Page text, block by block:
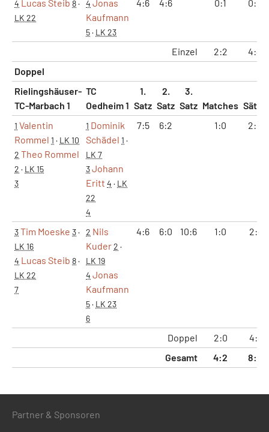
4 Lucas Steib 8·
LK 22
4 Jonas
Kaufmann
5· LK 23
4:6 4:6 0:1 0:2
Einzel 2:2
4:4
Doppel
Rielingshäuser-
TC-Marbach 1
TC
Oedheim 1
1.
Satz
2.
Satz
3.
Satz Matches Sätze
1 Valentin
Rommel 1 · LK 10
2 Theo Rommel
2 · LK 15
3
1 Dominik
Schädel 1 ·
LK 7
3Johann
Eritt 4 · LK
22
4
7:5 6:2 1:0 2:0
3Tim Moeske 3·
LK 16
4 Lucas Steib 8·
LK 22
7
2 Nils
Kuder2 ·
LK 19
4 Jonas
Kaufmann
5· LK 23
6
4:6 6:0 10:6 1:0 2:1
Doppel 2:0
4:1
Gesamt
4:2 8:5
Partner & Sponsoren